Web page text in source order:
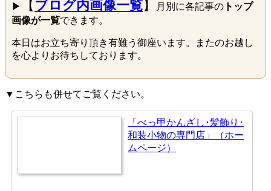
▶ 【 ブログ内画像一覧】 月別に各記事の トップ
画像が一覧できます。
本日はお立ち寄り頂き有難う御座います。またのお越し
を心よりお待ちしております。
▼こちらも併せてご覧ください。
「べっ甲かんざし･髪飾り･
和装小物の専門店」（ホー
ムページ）